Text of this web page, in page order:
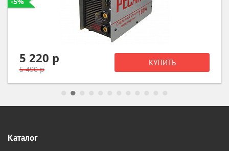
6 640 р
6 990 р
КУПИТЬ
Каталог